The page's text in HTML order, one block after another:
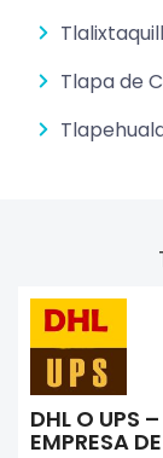
Tlapa de
DHL O UPS
EMPRESA